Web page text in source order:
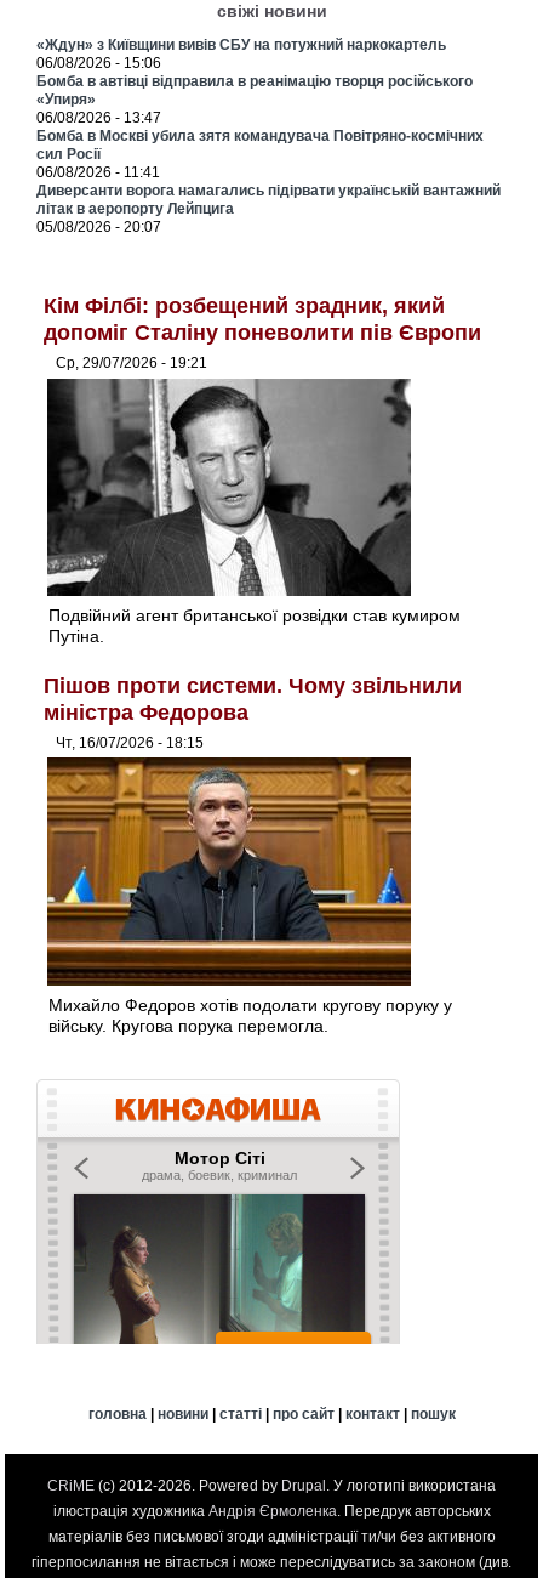
свіжі новини
«Ждун» з Київщини вивів СБУ на потужний наркокартель
06/08/2026 - 15:06
Бомба в автівці відправила в реанімацію творця російського
«Упиря»
06/08/2026 - 13:47
Бомба в Москві убила зятя командувача Повітряно-космічних
сил Росії
06/08/2026 - 11:41
Диверсанти ворога намагались підірвати українській вантажний
літак в аеропорту Лейпцига
05/08/2026 - 20:07
Кім Філбі: розбещений зрадник, який
допоміг Сталіну поневолити пів Європи
Ср, 29/07/2026 - 19:21
Подвійний агент британської розвідки став кумиром
Путіна.
Пішов проти системи. Чому звільнили
міністра Федорова
Чт, 16/07/2026 - 18:15
Михайло Федоров хотів подолати кругову поруку у
війську. Кругова порука перемогла.
головна | новини| статті| про сайт| контакт| пошук
CRiME (c) 2012-2026. Powered by Drupal . У логотипі використана
ілюстрація художника Андрія Єрмоленка . Передрук авторських
матеріалів без письмової згоди адміністрації ти/чи без активного
гіперпосилання не вітається і може переслідуватись за законом (див.